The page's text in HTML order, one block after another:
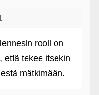
rooli on
että tekee itsekin
mätkimään.